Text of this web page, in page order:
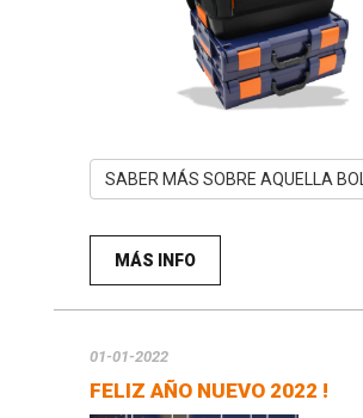
SABER MÁS SOBRE AQUELLA
MÁS INFO
01-01-2022
FELIZ AÑO NUEVO 2022 !